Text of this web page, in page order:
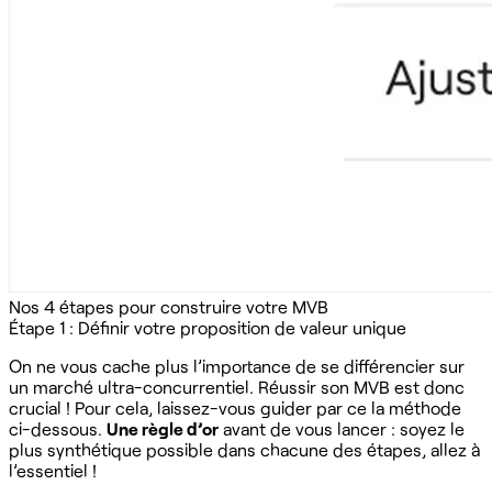
Nos 4 étapes pour construire votre MVB
Étape 1 : Définir votre proposition de valeur unique
On ne vous cache plus l’importance de se différencier sur
un marché ultra-concurrentiel. Réussir son MVB est donc
crucial ! Pour cela, laissez-vous guider par ce la méthode
ci-dessous. Une règle d’or avant de vous lancer : soyez le
plus synthétique possible dans chacune des étapes, allez à
l’essentiel !